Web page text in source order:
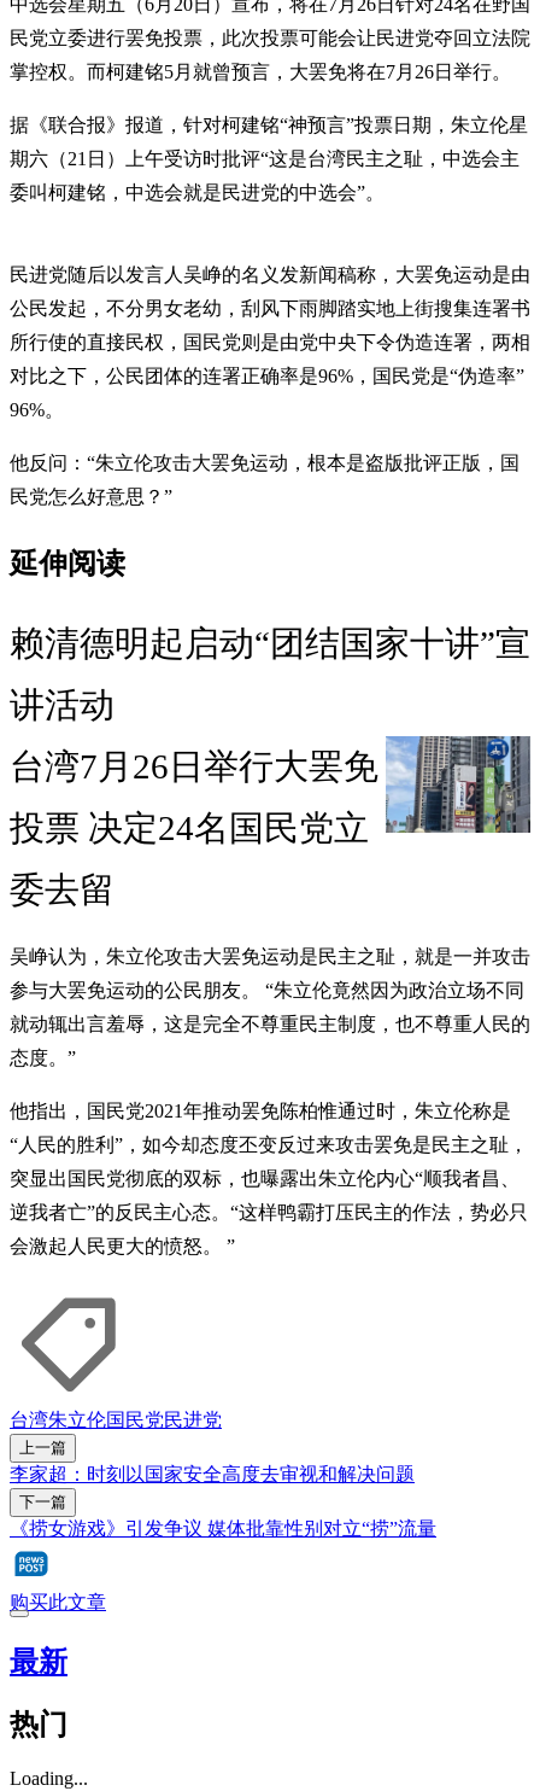
民党立委进行罢免投票，此次投票可能会让民进党夺回立法院
掌控权。而柯建铭5月就曾预言，大罢免将在7月26日举行。
据《联合报》报道，针对柯建铭“神预言”投票日期，朱立伦星
期六（21日）上午受访时批评“这是台湾民主之耻，中选会主
委叫柯建铭，中选会就是民进党的中选会”。
民进党随后以发言人吴峥的名义发新闻稿称，大罢免运动是由
公民发起，不分男女老幼，刮风下雨脚踏实地上街搜集连署书
所行使的直接民权，国民党则是由党中央下令伪造连署，两相
对比之下，公民团体的连署正确率是96%，国民党是“伪造率”
96%。
他反问：“朱立伦攻击大罢免运动，根本是盗版批评正版，国
民党怎么好意思？”
延伸阅读
赖清德明起启动“团结国家十讲”宣
讲活动
台湾7月26日举行大罢免
投票 决定24名国民党立
委去留
吴峥认为，朱立伦攻击大罢免运动是民主之耻，就是一并攻击
参与大罢免运动的公民朋友。 “朱立伦竟然因为政治立场不同
就动辄出言羞辱，这是完全不尊重民主制度，也不尊重人民的
态度。”
他指出，国民党2021年推动罢免陈柏惟通过时，朱立伦称是
“人民的胜利”，如今却态度丕变反过来攻击罢免是民主之耻，
突显出国民党彻底的双标，也曝露出朱立伦内心“顺我者昌、
逆我者亡”的反民主心态。“这样鸭霸打压民主的作法，势必只
会激起人民更大的愤怒。 ”
台湾朱立伦国民党民进党
上一篇
李家超：时刻以国家安全高度去审视和解决问题
下一篇
《捞女游戏》引发争议 媒体批靠性别对立“捞”流量
购买此文章
最新
热门
Loading...